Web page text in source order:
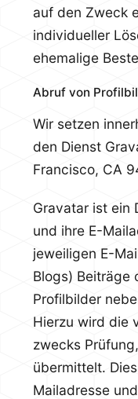
auf den Zweck
individueller
ehemalige
Abruf von
Wir setzen
den Dienst
Francisco, CA
Gravatar ist ein
und ihre E-
jeweiligen E-
Blogs) Beiträge
Profilbilder
Hierzu wird die
zwecks
übermittelt.
Mailadresse